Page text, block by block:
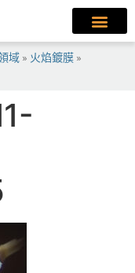
域 » 火焰鍍膜 »